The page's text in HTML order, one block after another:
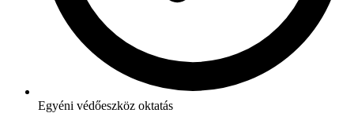
Egyéni védőeszköz oktatás